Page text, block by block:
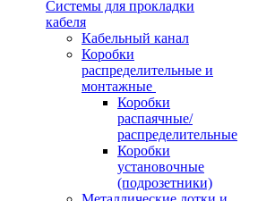
Системы для прокладки
кабеля
Кабельный канал
Коробки
распределительные и
монтажные
Коробки
распаячные/
распределительные
Коробки
установочные
(подрозетники)